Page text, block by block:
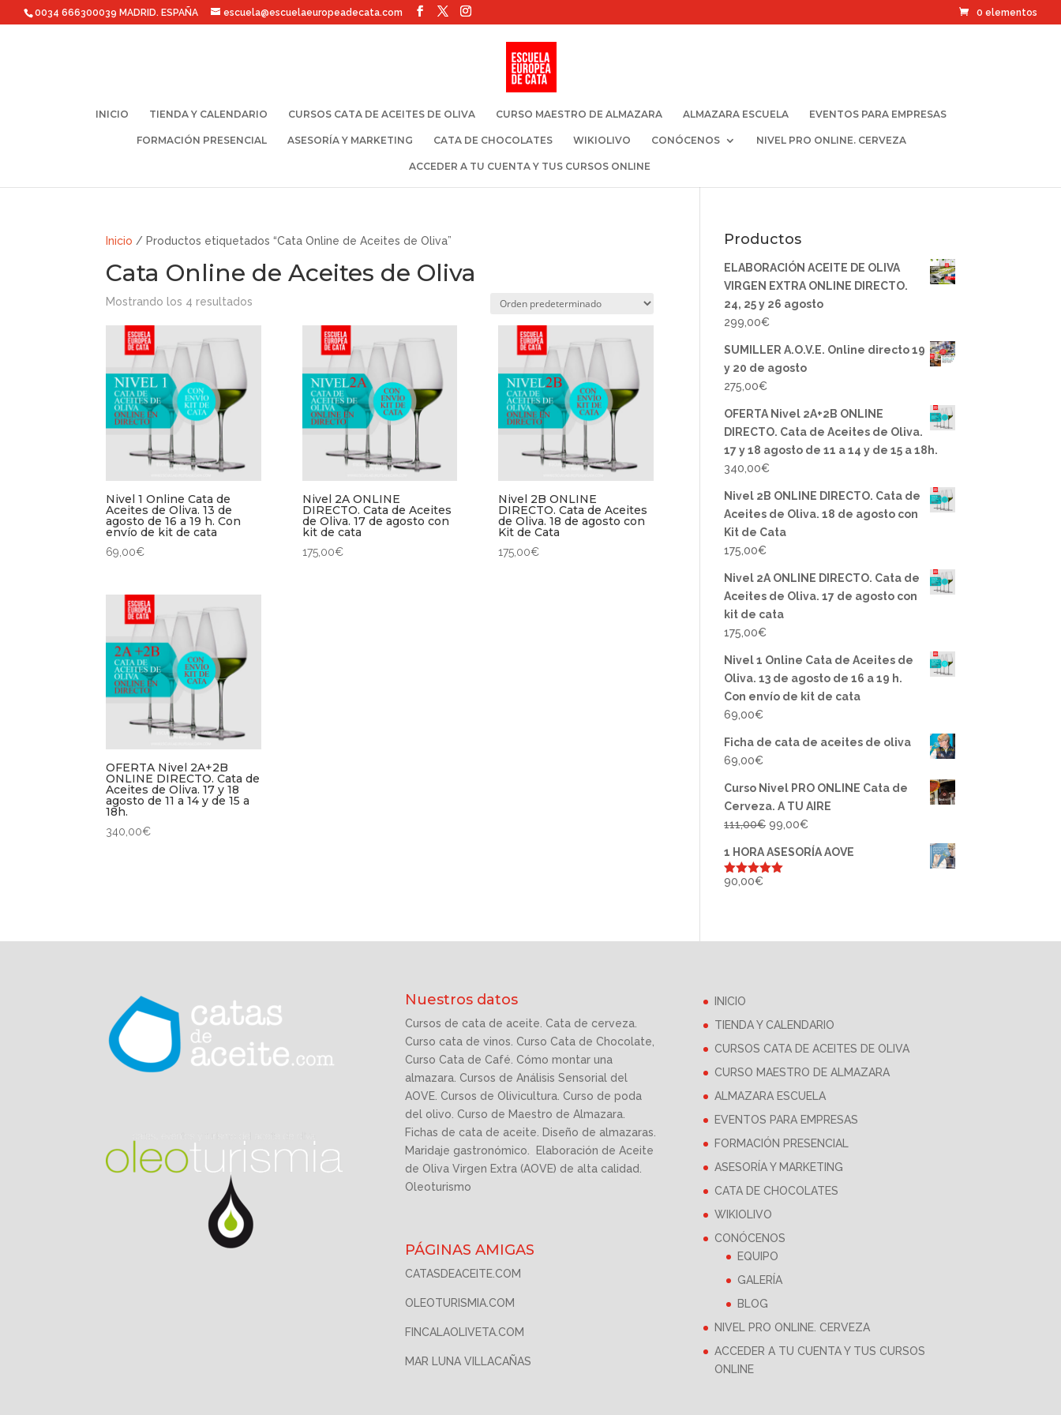
0034 666300039 MADRID. ESPAÑA escuela@escuelaeuropeadecata.com 0 elementos
INICIO TIENDA Y CALENDARIO CURSOS CATA DE ACEITES DE OLIVA CURSO MAESTRO DE ALMAZARA ALMAZARA ESCUELA EVENTOS PARA EMPRESAS
FORMACIÓN PRESENCIAL ASESORÍA Y MARKETING CATA DE CHOCOLATES WIKIOLIVO CONÓCENOS NIVEL PRO ONLINE. CERVEZA
ACCEDER A TU CUENTA Y TUS CURSOS ONLINE
Inicio / Productos etiquetados “Cata Online de Aceites de Oliva”
Cata Online de Aceites de Oliva
Mostrando los 4 resultados
Nivel 1 Online Cata de
Aceites de Oliva. 13 de
agosto de 16 a 19 h. Con
envío de kit de cata
69,00€
Nivel 2A ONLINE
DIRECTO. Cata de Aceites
de Oliva. 17 de agosto con
kit de cata
175,00€
Nivel 2B ONLINE
DIRECTO. Cata de Aceites
de Oliva. 18 de agosto con
Kit de Cata
175,00€
OFERTA Nivel 2A+2B
ONLINE DIRECTO. Cata de
Aceites de Oliva. 17 y 18
agosto de 11 a 14 y de 15 a
18h.
340,00€
Productos
ELABORACIÓN ACEITE DE OLIVA
VIRGEN EXTRA ONLINE DIRECTO.
24, 25 y 26 agosto
299,00€
SUMILLER A.O.V.E. Online directo 19
y 20 de agosto
275,00€
OFERTA Nivel 2A+2B ONLINE
DIRECTO. Cata de Aceites de Oliva.
17 y 18 agosto de 11 a 14 y de 15 a 18h.
340,00€
Nivel 2B ONLINE DIRECTO. Cata de
Aceites de Oliva. 18 de agosto con
Kit de Cata
175,00€
Nivel 2A ONLINE DIRECTO. Cata de
Aceites de Oliva. 17 de agosto con
kit de cata
175,00€
Nivel 1 Online Cata de Aceites de
Oliva. 13 de agosto de 16 a 19 h.
Con envío de kit de cata
69,00€
Ficha de cata de aceites de oliva
69,00€
Curso Nivel PRO ONLINE Cata de
Cerveza. A TU AIRE
111,00€ El
original
99,00€
actual
1 HORA ASESORÍA AOVE
Valorado
90,00€
Nuestros datos
Cursos de cata de aceite. Cata de cerveza.
Curso cata de vinos. Curso Cata de Chocolate,
Curso Cata de Café. Cómo montar una
almazara. Cursos de Análisis Sensorial del
AOVE. Cursos de Olivicultura. Curso de poda
del olivo. Curso de Maestro de Almazara.
Fichas de cata de aceite. Diseño de almazaras.
Maridaje gastronómico. Elaboración de Aceite
de Oliva Virgen Extra (AOVE) de alta calidad.
Oleoturismo
PÁGINAS AMIGAS
CATASDEACEITE.COM
OLEOTURISMIA.COM
FINCALAOLIVETA.COM
MAR LUNA VILLACAÑAS
INICIO
TIENDA Y CALENDARIO
CURSOS CATA DE ACEITES DE OLIVA
CURSO MAESTRO DE ALMAZARA
ALMAZARA ESCUELA
EVENTOS PARA EMPRESAS
FORMACIÓN PRESENCIAL
ASESORÍA Y MARKETING
CATA DE CHOCOLATES
WIKIOLIVO
CONÓCENOS
EQUIPO
GALERÍA
BLOG
NIVEL PRO ONLINE. CERVEZA
ACCEDER A TU CUENTA Y TUS CURSOS
ONLINE